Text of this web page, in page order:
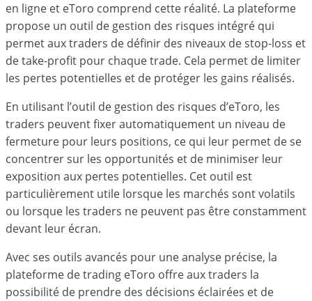
en ligne et eToro comprend cette réalité. La plateforme
propose un outil de gestion des risques intégré qui
permet aux traders de définir des niveaux de stop-loss et
de take-profit pour chaque trade. Cela permet de limiter
les pertes potentielles et de protéger les gains réalisés.
En utilisant l’outil de gestion des risques d’eToro, les
traders peuvent fixer automatiquement un niveau de
fermeture pour leurs positions, ce qui leur permet de se
concentrer sur les opportunités et de minimiser leur
exposition aux pertes potentielles. Cet outil est
particulièrement utile lorsque les marchés sont volatils
ou lorsque les traders ne peuvent pas être constamment
devant leur écran.
Avec ses outils avancés pour une analyse précise, la
plateforme de trading eToro offre aux traders la
possibilité de prendre des décisions éclairées et de